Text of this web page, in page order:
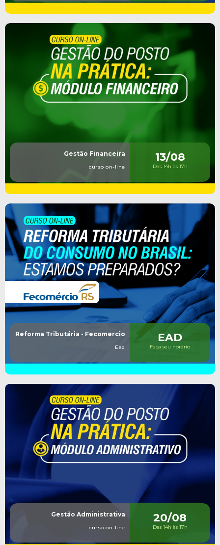
Gestão Financeira
curso on-line
13/08
Das 14h às 17h
Reforma Tributária - Fecomercio
Ead
EAD
Faça seu horário
Gestão Administrativa
curso on-line
20/08
Das 14h às 17h